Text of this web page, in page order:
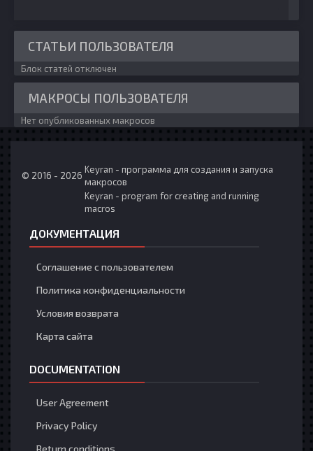
СТАТЬИ ПОЛЬЗОВАТЕЛЯ
Блок статей отключен
МАКРОСЫ ПОЛЬЗОВАТЕЛЯ
Нет опубликованных макросов
© 2016 - 2026
Keyran - программа для создания и запуска
макросов
Keyran - program for creating and running
macros
ДОКУМЕНТАЦИЯ
Соглашение с пользователем
Политика конфиденциальности
Условия возврата
Карта сайта
DOCUMENTATION
User Agreement
Privacy Policy
Return conditions